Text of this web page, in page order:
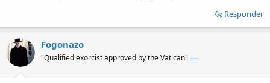
Responder
Fogonazo
"Qualified exorcist approved by the Vatican"